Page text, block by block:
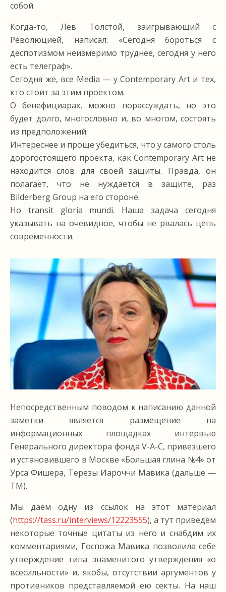
собой.
Когда-то, Лев Толстой, заигрывающий с
Революцией, написал: «Сегодня бороться с
деспотизмом неизмеримо труднее, сегодня у него
есть телеграф».
Cегодня же, все Media — у Contemporary Art и тех,
кто стоит за этим проектом.
О бенефициарах, можно порассуждать, но это
будет долго, многословно и, во многом, состоять
из предположений.
Интереснее и проще убедиться, что у самого столь
дорогостоящего проекта, как Contemporary Art не
находится слов для своей защиты. Правда, он
полагает, что не нуждается в защите, раз
Bilderberg Group на его стороне.
Но transit gloria mundi. Наша задача сегодня
указывать на очевидное, чтобы не рвалась цепь
современности.
Непосредственным поводом к написанию данной
заметки является размещение на
информационных площадках интервью
Генерального директора фонда V-A-C, привезшего
и установившего в Москве «Большая глина №4» от
Урса Фишера, Терезы Иароччи Мавика (дальше —
ТМ).
Мы даём одну из ссылок на этот материал
(https://tass.ru/interviews/12223555), а тут приведём
некоторые точные цитаты из него и снабдим их
комментариями, Госпожа Мавика позволила себе
утверждение типа знаменитого утверждения «о
всесильности» и, якобы, отсутствии аргументов у
противников представляемой ею секты. На наш